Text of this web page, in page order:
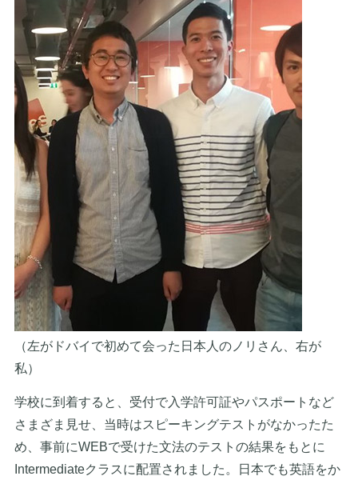
（左がドバイで初めて会った日本人のノリさん、右が
私）
学校に到着すると、受付で入学許可証やパスポートなど
さまざま見せ、当時はスピーキングテストがなかったた
め、事前にWEBで受けた文法のテストの結果をもとに
Intermediateクラスに配置されました。日本でも英語をか